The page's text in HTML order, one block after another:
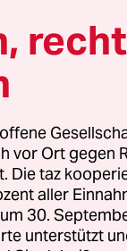
12.
durch
zu 20
im
vor Ort gegen
Die taz
aller
30.
unterstützt